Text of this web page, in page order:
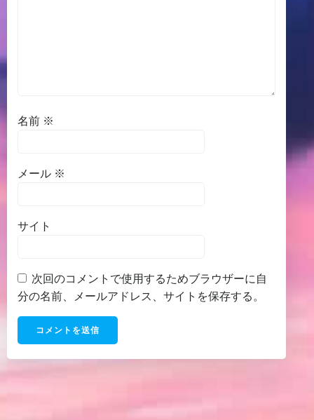
名前 ※
メール ※
サイト
次回のコメントで使用するためブラウザーに自
分の名前、メールアドレス、サイトを保存する。